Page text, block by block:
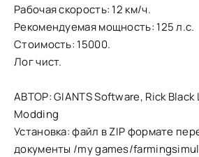
Рабочая скорость: 12 км/ч.
Рекомендуемая мощность: 125 л.с.
Стоимость: 15000.
Лог чист.
АВТОР: GIANTS Software, Rick Black
Modding
Установка: файл в ZIP формате
документы /my games/